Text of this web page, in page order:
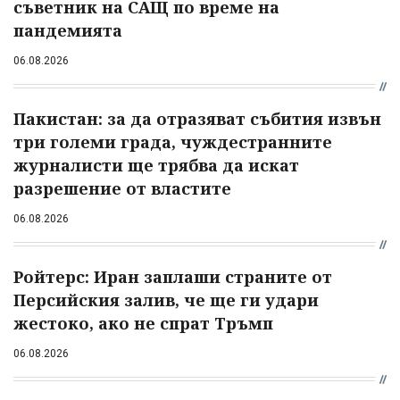
съветник на САЩ по време на
пандемията
06.08.2026
Пакистан: за да отразяват събития извън
три големи града, чуждестранните
журналисти ще трябва да искат
разрешение от властите
06.08.2026
Ройтерс: Иран заплаши страните от
Персийския залив, че ще ги удари
жестоко, ако не спрат Тръмп
06.08.2026